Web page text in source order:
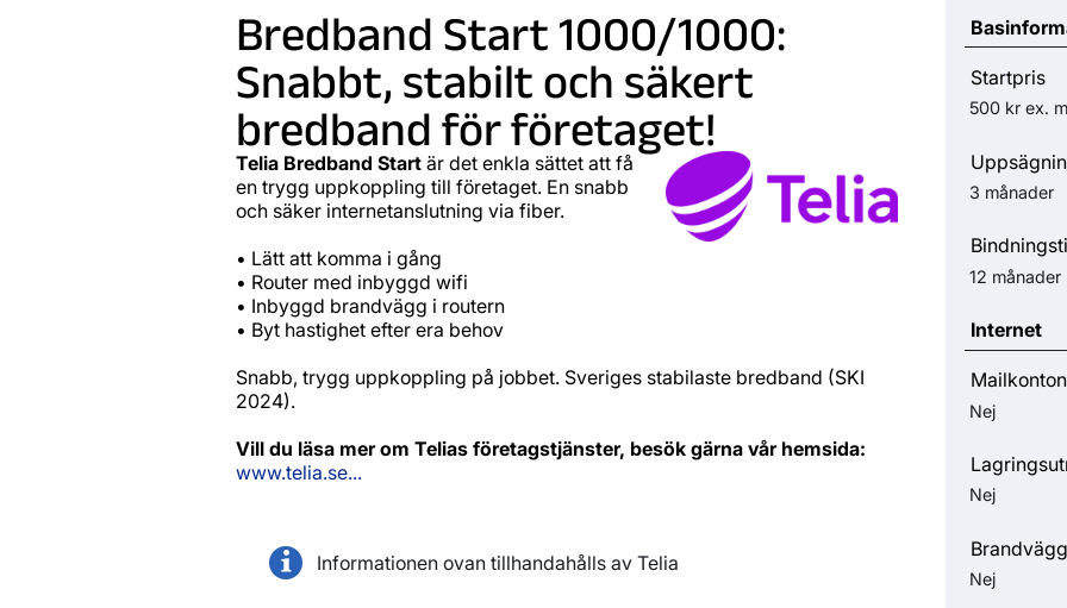
Bredband Start 1000/1000:
Snabbt, stabilt och säkert
bredband för företaget!
Telia Bredband Startär det enkla sättet att få
en trygg uppkoppling till företaget. En snabb
och säker internetanslutning via fiber.
• Lätt att komma i gång
• Router med inbyggd wifi
• Inbyggd brandvägg i routern
• Byt hastighet efter era behov
Snabb, trygg uppkoppling på jobbet. Sveriges stabilaste bredband (SKI
2024).
Vill du läsa mer om Telias företagstjänster, besök gärna vår hemsida:
www.telia.se...
Informationen ovan tillhandahålls av Telia
Startpris
500 krex.
3 månader
12 månader
Internet
Mailkonton
Nej
Nej
Brandvägg
Nej